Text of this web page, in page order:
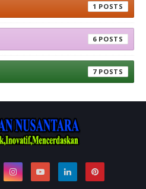
1
6
7